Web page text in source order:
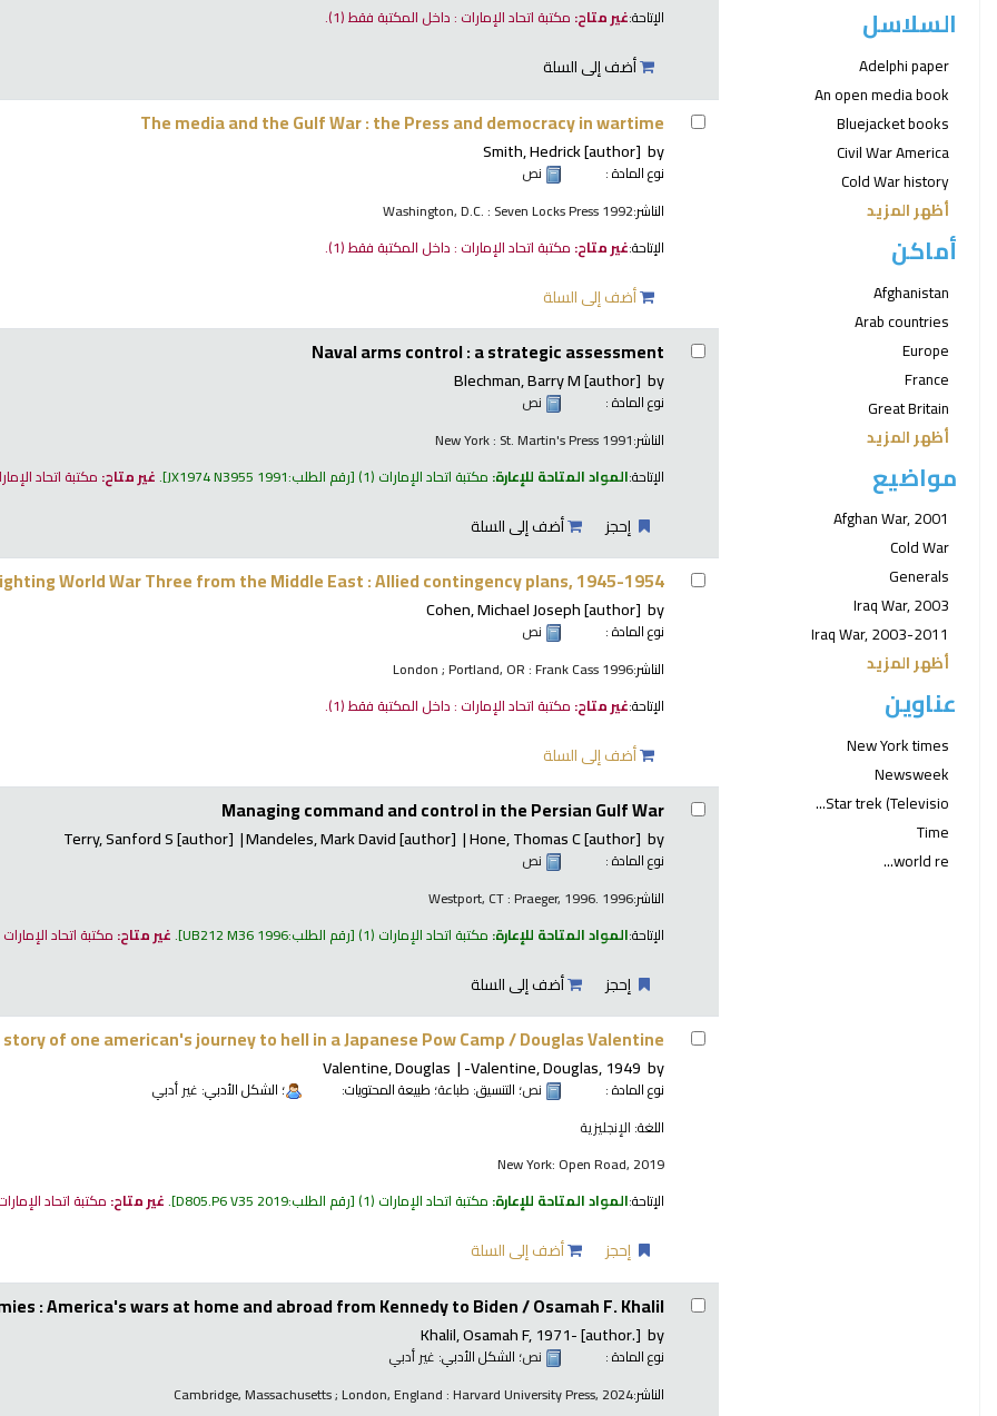
السلاسل
Adelphi paper
An open media book
Bluejacket books
Civil War America
Cold War history
أظهر المزيد
أماكن
Afghanistan
Arab countries
Europe
France
Great Britain
أظهر المزيد
مواضيع
Afghan War, 2001
Cold War
Generals
Iraq War, 2003
Iraq War, 2003-2011
أظهر المزيد
عناوين
New York times
Newsweek
Star trek (Televisio...
Time
world re...
الإتاحة:غير متاح: مكتبة اتحاد الإمارات : داخل المكتبة فقط(1).
أضف إلى السلة
The media and the Gulf War : the Press and democracy in wartime
by
Smith, Hedrick[author]
نوع المادة :
نص
الناشر:Washington, D.C. : Seven Locks Press 1992
الإتاحة:غير متاح: مكتبة اتحاد الإمارات : داخل المكتبة فقط(1).
أضف إلى السلة
Naval arms control : a strategic assessment
by
Blechman, Barry M[author]
نوع المادة :
نص
الناشر:New York : St. Martin's Press 1991
الإتاحة:المواد المتاحة للإعارة: مكتبة اتحاد الإمارات (1) رقم الطلب:JX1974 N3955 1991
.غير متاح: مكتبة اتحاد
إحجز أضف إلى السلة
World War Three from the Middle East : Allied contingency plans, 1945-1954
by
Cohen, Michael Joseph[author]
نوع المادة :
نص
الناشر:London ; Portland, OR : Frank Cass 1996
الإتاحة:غير متاح: مكتبة اتحاد الإمارات : داخل المكتبة فقط(1).
أضف إلى السلة
Managing command and control in the Persian Gulf War
by
Hone, Thomas C[author]
Mandeles, Mark David[author]
Terry, Sanford S[author]
نوع المادة :
نص
الناشر:Westport, CT : Praeger, 1996. 1996
الإتاحة:المواد المتاحة للإعارة: مكتبة اتحاد الإمارات (1) رقم الطلب:UB212 M36 1996
.غير متاح: مكتبة اتحاد
إحجز أضف إلى السلة
of one american's journey to hell in a Japanese Pow Camp /Douglas Valentine.
by
Valentine, Douglas, 1949-
Valentine, Douglas
نوع المادة : نص؛ التنسيق: طباعة؛ طبيعة المحتويات: ؛ الشكل الأدبي: غير أدبي
اللغة: الإنجليزية
New York: Open Road, 2019
الإتاحة:المواد المتاحة للإعارة: مكتبة اتحاد الإمارات (1) رقم الطلب:D805.P6 V35 2019
.غير متاح: مكتبة اتحاد
إحجز أضف إلى السلة
: America's wars at home and abroad from Kennedy to Biden /Osamah F. Khalil.
by
Khalil, Osamah F, 1971-[author.]
نوع المادة : نص؛ الشكل الأدبي: غير أدبي
الناشر:Cambridge, Massachusetts ; London, England : Harvard University Press, 2024